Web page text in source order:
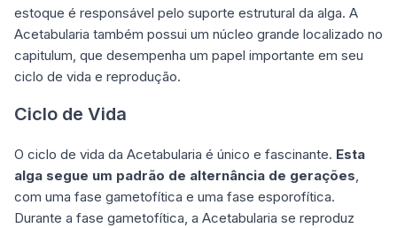
estoque é responsável pelo suporte estrutural da alga. A
Acetabularia também possui um núcleo grande localizado no
capitulum, que desempenha um papel importante em seu
ciclo de vida e reprodução.
Ciclo de Vida
O ciclo de vida da Acetabularia é único e fascinante. Esta
alga segue um padrão de alternância de gerações,
com uma fase gametofítica e uma fase esporofítica.
Durante a fase gametofítica, a Acetabularia se reproduz